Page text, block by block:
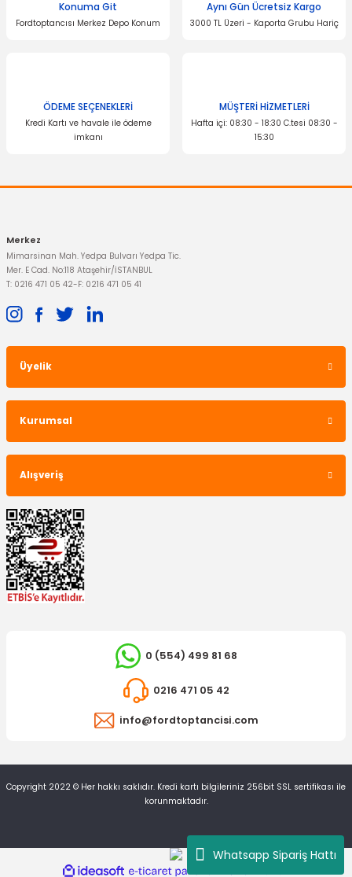
Whatsapp Sipariş Hattı
Ürün resmi kalitesiz, bozuk veya görüntülenemiyor.
Bu ürüne benzer farklı alternatifler olmalı.
Konuma Git
Fordtoptancısı Merkez Depo Konum
Aynı Gün Ücretsiz Kargo
3000 TL Üzeri - Kaporta Grubu Hariç
ÖDEME SEÇENEKLERİ
Kredi Kartı ve havale ile ödeme
imkanı
MÜŞTERİ HİZMETLERİ
Hafta içi: 08:30 - 18:30 C.tesi 08:30 -
15:30
Merkez
Mimarsinan Mah. Yedpa Bulvarı Yedpa Tic.
Mer. E Cad. No:118 Ataşehir/İSTANBUL
T: 0216 471 05 42-F: 0216 471 05 41
Üyelik
Kurumsal
Alışveriş
0 (554) 499 81 68
0216 471 05 42
info@fordtoptancisi.com
Copyright 2022 © Her hakkı saklıdır. Kredi kartı bilgileriniz 256bit SSL sertifikası ile
korunmaktadır.
ideasoft